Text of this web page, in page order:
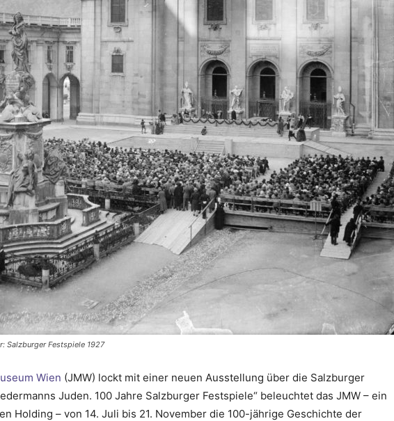
Salzburger Festspiele 1927
Wien (JMW) lockt mit einer neuen Ausstellung über die Salzburger
Juden. 100 Jahre Salzburger Festspiele“ beleuchtet das JMW – ein
Holding – von 14. Juli bis 21. November die 100-jährige Geschichte der